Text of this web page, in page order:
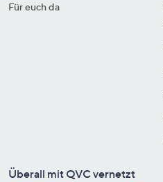
Für euch da
Überall mit QVC vernetzt